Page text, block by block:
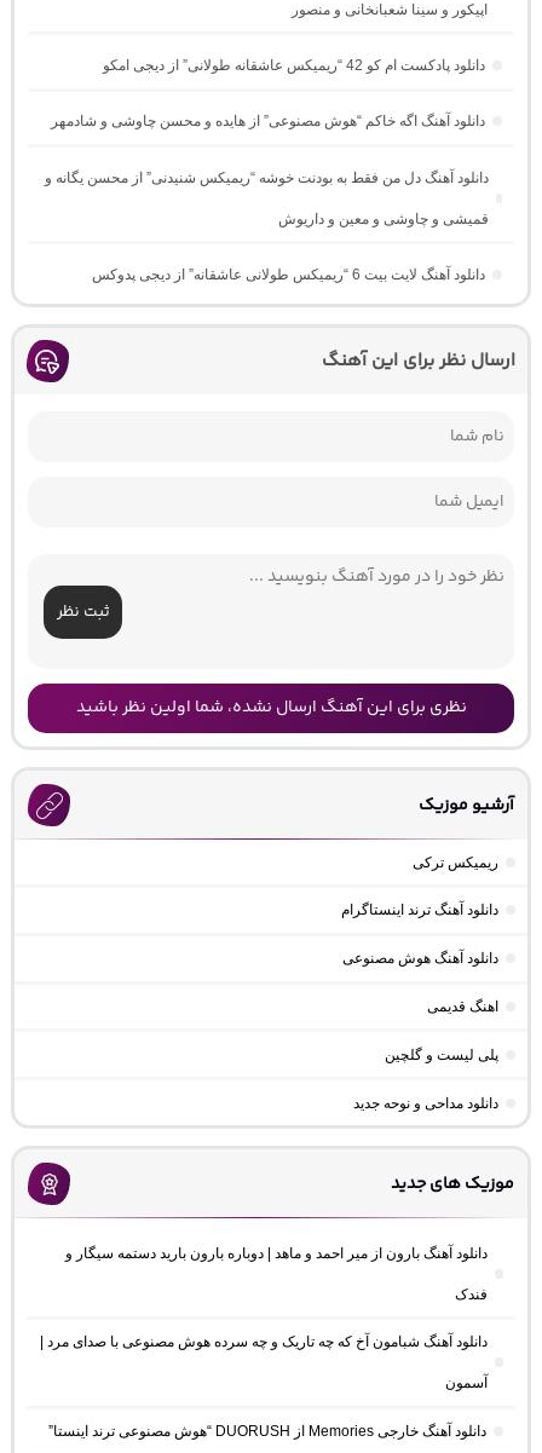
اپیکور و سینا شعبانخانی و منصور
دانلود پادکست ام کو 42 “ریمیکس عاشقانه طولانی” از دیجی امکو
دانلود آهنگ اگه خاکم “هوش مصنوعی” از هایده و محسن چاوشی و شادمهر
دانلود آهنگ دل من فقط به بودنت خوشه “ریمیکس شنیدنی” از محسن یگانه و
قمیشی و چاوشی و معین و داریوش
دانلود آهنگ لایت بیت 6 “ریمیکس طولانی عاشقانه” از دیجی پدوکس
ارسال نظر برای این آهنگ
ثبت نظر
نظری برای این آهنگ ارسال نشده، شما اولین نظر باشید
آرشیو موزیک
ریمیکس ترکی
دانلود آهنگ ترند اینستاگرام
دانلود آهنگ هوش مصنوعی
اهنگ قدیمی
پلی لیست و گلچین
دانلود مداحی و نوحه جدید
موزیک های جدید
دانلود آهنگ بارون از میر احمد و ماهد | دوباره بارون بارید دستمه سیگار و
فندک
دانلود آهنگ شبامون آخ که چه تاریک و چه سرده هوش مصنوعی با صدای مرد |
آسمون
دانلود آهنگ خارجی Memories از DUORUSH “هوش مصنوعی ترند اینستا”